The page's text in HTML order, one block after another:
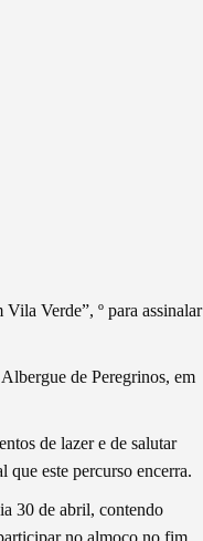
Verde”, º para assinalar
de Peregrinos, em
de lazer e de salutar
este percurso encerra.
30 de abril, contendo